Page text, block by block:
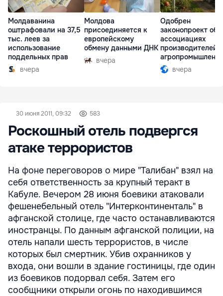
Молдаванина
оштрафовали на 37,5
тыс. леев за
использование
поддельных прав
вчера
Молдова
присоединяется к
европейскому
обмену данными ДНК
вчера
Одобрен
законопроект об
ассоциациях
производителей в
комплексе
вчера
30 июня 2011, 09:32 583
Роскошный отель подвергся
атаке террористов
На фоне переговоров о мире "Талибан" взял на
себя ответственность за крупный теракт в
Кабуле. Вечером 28 июня боевики атаковали
фешенебельный отель "Интерконтиненталь" в
афганской столице, где часто останавливаются
иностранцы. По данным афганской полиции, на
отель напали шесть террористов, в числе
которых был смертник. Убив охранников у
входа, они вошли в здание гостиницы, где один
из боевиков подорвал себя. Затем его
сообщники открыли огонь по находившимся